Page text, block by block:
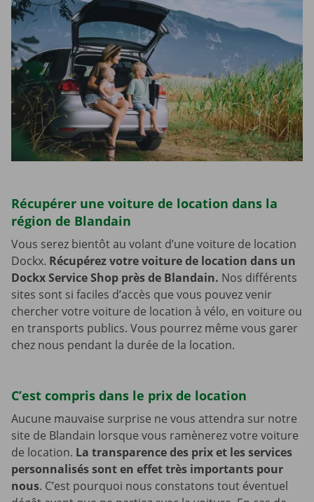
Récupérer une voiture de location dans la
région de Blandain
Vous serez bientôt au volant d’une voiture de location
Dockx. Récupérez votre voiture de location dans un
Dockx Service Shop près de Blandain. Nos différents
sites sont si faciles d’accès que vous pouvez venir
chercher votre voiture de location à vélo, en voiture ou
en transports publics. Vous pourrez même vous garer
chez nous pendant la durée de la location.
C’est compris dans le prix de location
Aucune mauvaise surprise ne vous attendra sur notre
site de Blandain lorsque vous ramènerez votre voiture
de location. La transparence des prix et les services
personnalisés sont en effet très importants pour
nous. C’est pourquoi nous constatons tout éventuel